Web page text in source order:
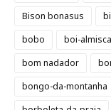
Bison bonasus
bobo
boi-
bom nadador
bongo-da-montanha